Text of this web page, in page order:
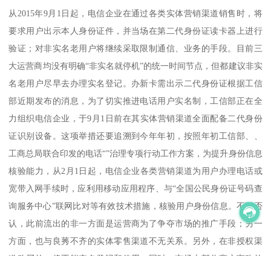
从2015年9月1日起，电信企业在通过各类实体营销渠道销售时，将
要求用户出示本人身份证件，并当场在第二代身份证读卡器上进行
验证；对非实名老用户将继续采取限制通信、业务的手段。目前三
大运营商均没有明确“非实名就停机”的统一时间节点，但都建议非实
名老用户尽早去办理实名登记。办新卡需出示二代身份证根据工信
部近期发布的消息，为了切实推进电话用户实名制，工信部正在全
力组织电信企业，于9月1日前在其实体营销渠道全面配备二代身份
证识别设备。这项举措还要追溯到今年年初，按照年初工信部、、
工商总局联合印发的电话“”治理专项行动工作方案，为提升身份信息
核验能力，从2月1日起，电信企业各类营销渠道为用户办理电话或
宽带入网手续时，应利用移动应用程序、与“全国公民身份证号码查
询服务中心”联网比对等有效技术措施，核验用户身份信息。不可否
认，此前流出的非一方面是运营商为了争夺市场的推广手段；另一
方面，也与良莠不齐的实体零售渠道不无关系。另外，在非授权渠